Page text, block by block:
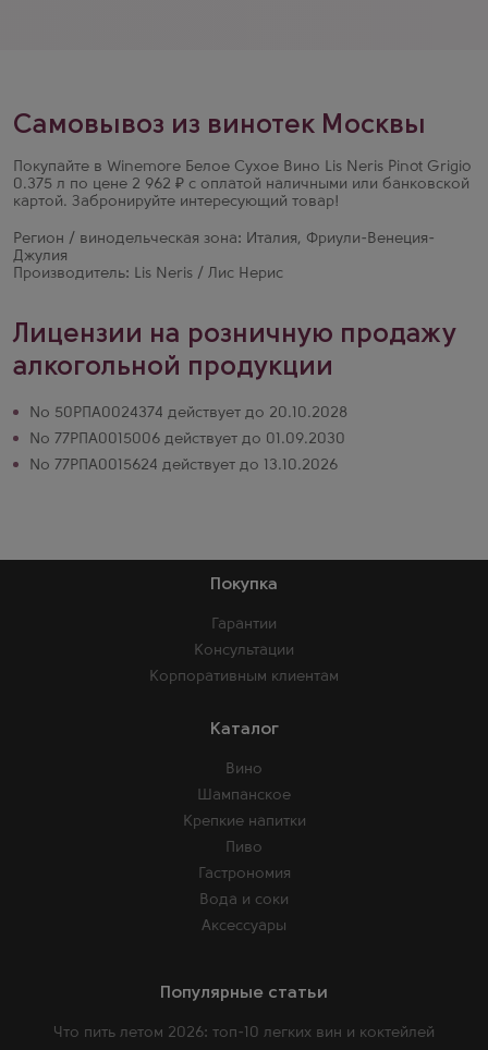
Самовывоз из винотек Москвы
Покупайте в Winemore Белое Сухое Вино Lis Neris Pinot Grigio
0.375 л по цене 2 962 ₽ с оплатой наличными или банковской
картой. Забронируйте интересующий товар!
Регион / винодельческая зона: Италия, Фриули-Венеция-
Джулия
Производитель: Lis Neris / Лис Нерис
Лицензии на розничную продажу
алкогольной продукции
№ 50РПА0024374 действует до 20.10.2028
№ 77РПА0015006 действует до 01.09.2030
№ 77РПА0015624 действует до 13.10.2026
Покупка
Гарантии
Консультации
Корпоративным клиентам
Каталог
Вино
Шампанское
Крепкие напитки
Пиво
Гастрономия
Вода и соки
Аксессуары
Популярные статьи
Что пить летом 2026: топ-10 легких вин и коктейлей